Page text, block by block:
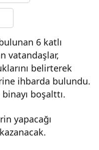
6 katlı
vatandaşlar,
belirterek
ihbarda bulundu.
boşalttı.
yapacağı